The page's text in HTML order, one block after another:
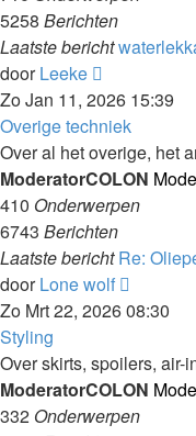
5258 Berichten
Laatste bericht
doorLeeke
bericht
bekijken
Zo Jan 11, 2026 15:39
Overige techniek
Over al het overige, het
ModeratorCOLON
410 Onderwerpen
6743 Berichten
Laatste bericht Re:
doorLone wolf
bericht
Zo Mrt 22, 2026 08:30
Styling
Over skirts, spoilers, air-
ModeratorCOLON
332 Onderwerpen